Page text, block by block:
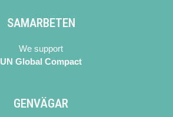
SAMARBETEN
We support
UN Global Compact
GENVÄGAR